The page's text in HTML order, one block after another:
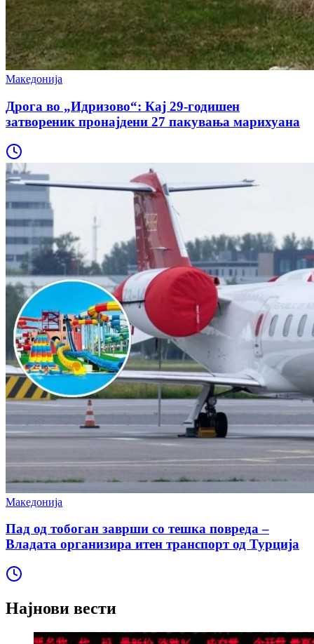
Македонија
Дрога во „Идризово“: Кај 29-годишен
затвореник пронајдени 27 пакувања марихуана
Македонија
Пад од тобоган заврши со тешка повреда –
Владата организира итен транспорт од Турција
Најнови вести